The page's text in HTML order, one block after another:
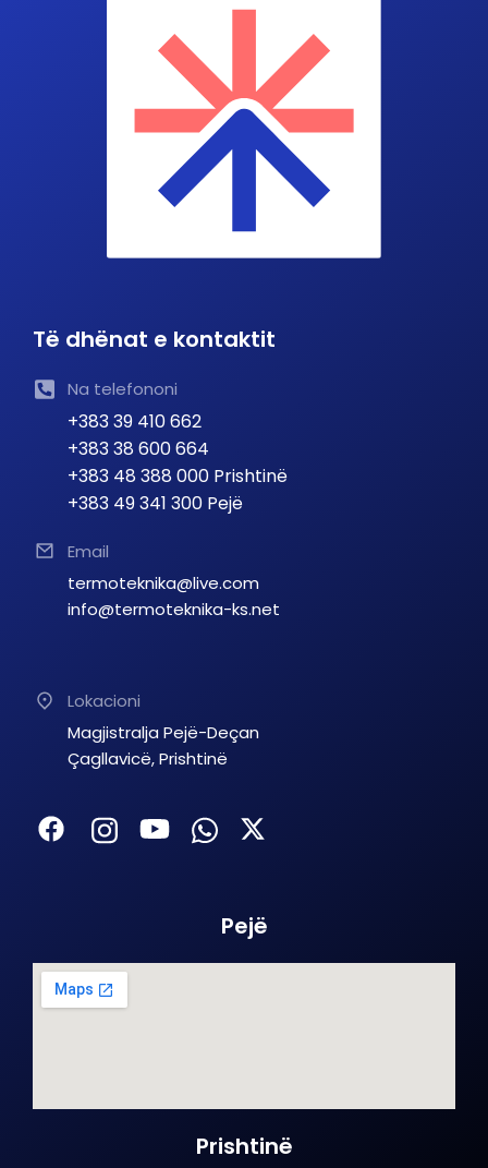
Të dhënat e kontaktit
Na telefononi
+383 39 410 662
+383 38 600 664
+383 48 388 000 Prishtinë
+383 49 341 300 Pejë
Email
termoteknika@live.com
info@termoteknika-ks.net
Lokacioni
Magjistralja Pejë-Deçan
Çagllavicë, Prishtinë
Pejë
Prishtinë